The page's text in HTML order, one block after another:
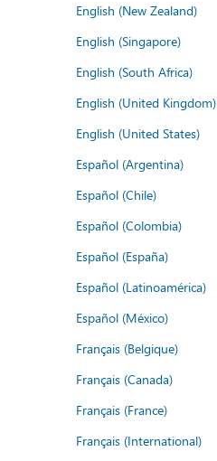
English (New Zealand)
English (Singapore)
English (South Africa)
English (United Kingdom)
English (United States)
Español (Argentina)
Español (Chile)
Español (Colombia)
Español (España)
Español (Latinoamérica)
Español (México)
Français (Belgique)
Français (Canada)
Français (France)
Français (International)